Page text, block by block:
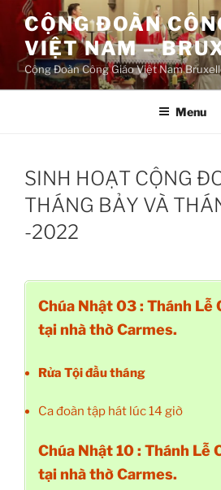
Aller
contenu
principal
CỘNG ĐOÀN
VIỆT NAM –
Cộng Đoàn Công Giáo Việt Nam
Menu
SINH HOẠT CỘNG
THÁNG BẢY VÀ
-2022
Chúa Nhật 03 : Thánh Lễ
tại nhà thờ Carmes.
Rửa Tội đầu tháng
Ca đoàn tập hát lúc 14 giờ
Chúa Nhật 10 : Thánh Lễ
tại nhà thờ Carmes.